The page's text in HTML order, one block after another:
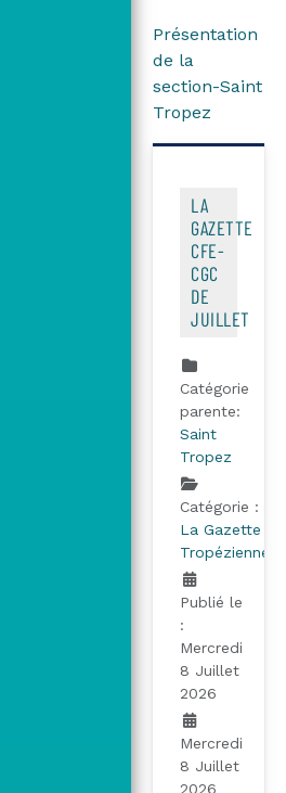
Présentation
de la
section-Saint
Tropez
LA
GAZETTE
CFE-
CGC
DE
JUILLET
Catégorie
parente:
Saint
Tropez
Catégorie :
La Gazette
Tropézienne
Publié le
:
Mercredi
8 Juillet
2026
Mercredi
8 Juillet
2026